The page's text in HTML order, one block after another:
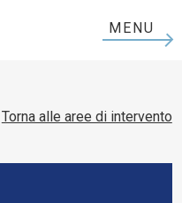
MENU
Torna alle aree di intervento